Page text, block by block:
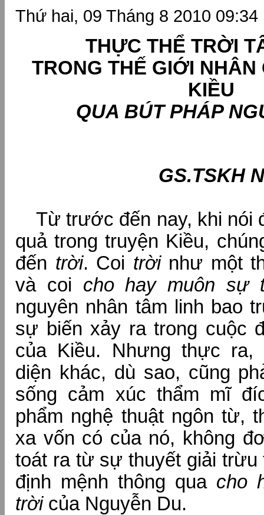
Thứ hai, 09 Tháng 8 2010 09:34
THỰC THỂ TRỜI
TRONG THẾ GIỚI NHÂN
KIỀU
QUA BÚT PHÁP
GS.TSKH
Từ trước đến nay, khi nói
quả trong truyện Kiều,
đến trời. Coi trời như một
và coi cho hay muôn sự
nguyên nhân tâm linh bao
sự biến xảy ra trong cuộc
của Kiều. Nhưng thực ra,
diện khác, dù sao, cũng
sống cảm xúc thẩm mĩ
phẩm nghệ thuật ngôn từ,
xa vốn có của nó, không
toát ra từ sự thuyết giải
định mệnh thông qua cho
trờicủa Nguyễn Du.